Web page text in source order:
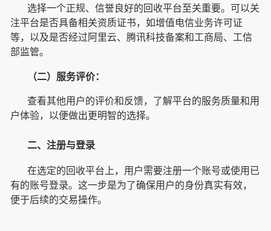
选择一个正规、信誉良好的回收平台至关重要。可以关
注平台是否具备相关资质证书，如增值电信业务许可证
等，以及是否经过阿里云、腾讯科技备案和工商局、工信
部监管。
（二）服务评价：
查看其他用户的评价和反馈，了解平台的服务质量和用
户体验，以便做出更明智的选择。
二、注册与登录
在选定的回收平台上，用户需要注册一个账号或使用已
有的账号登录。这一步是为了确保用户的身份真实有效，
便于后续的交易操作。